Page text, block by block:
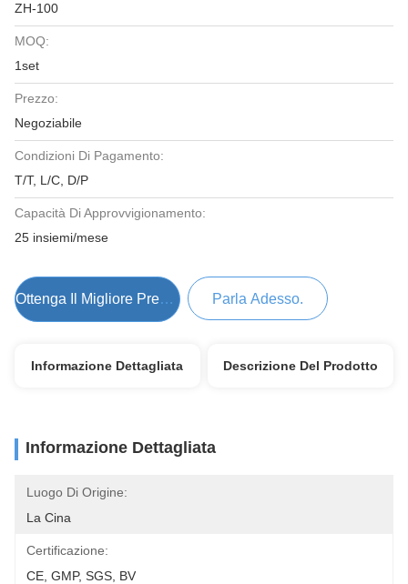
ZH-100
MOQ:
1set
Prezzo:
Negoziabile
Condizioni Di Pagamento:
T/T, L/C, D/P
Capacità Di Approvvigionamento:
25 insiemi/mese
Ottenga Il Migliore Prezzo Parla Adesso.
Informazione Dettagliata Descrizione Del Prodotto
Informazione Dettagliata
Luogo Di Origine:
La Cina
Certificazione:
CE, GMP, SGS, BV